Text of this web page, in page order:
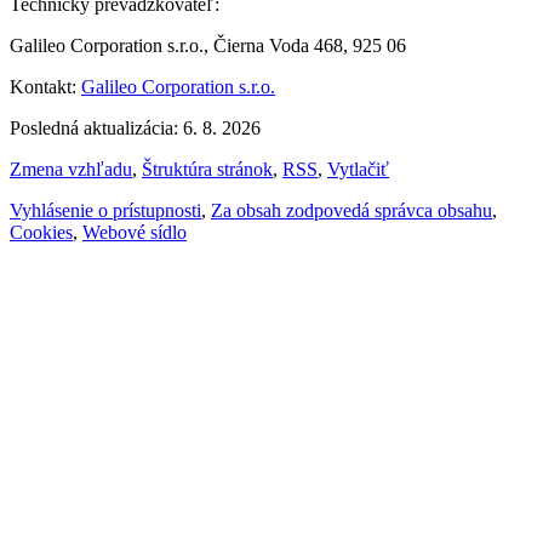
Technický prevádzkovateľ:
Galileo Corporation s.r.o., Čierna Voda 468, 925 06
Kontakt: Galileo Corporation s.r.o.
Posledná aktualizácia: 6. 8. 2026
Zmena vzhľadu, Štruktúra stránok, RSS, Vytlačiť
Vyhlásenie o prístupnosti, Za obsah zodpovedá správca obsahu,
Cookies, Webové sídlo